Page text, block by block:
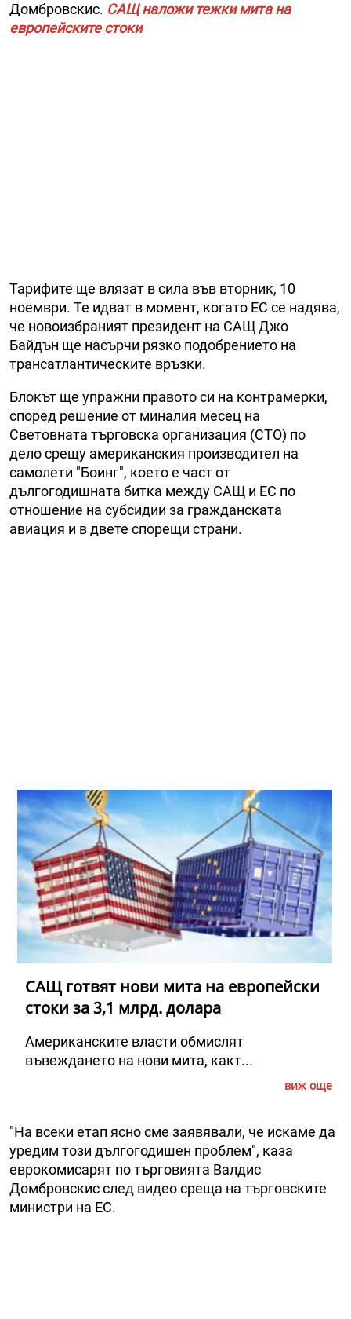
Домбровскис. САЩ наложи тежки мита на
европейските стоки
Тарифите ще влязат в сила във вторник, 10
ноември. Те идват в момент, когато ЕС се надява,
че новоизбраният президент на САЩ Джо
Байдън ще насърчи рязко подобрението на
трансатлантическите връзки.
Блокът ще упражни правото си на контрамерки,
според решение от миналия месец на
Световната търговска организация (СТО) по
дело срещу американския производител на
самолети "Боинг", което е част от
дългогодишната битка между САЩ и ЕС по
отношение на субсидии за гражданската
авиация и в двете спорещи страни.
САЩ готвят нови мита на европейски
стоки за 3,1 млрд. долара
Американските власти обмислят
въвеждането на нови мита, какт...
виж още
"На всеки етап ясно сме заявявали, че искаме да
уредим този дългогодишен проблем", каза
еврокомисарят по търговията Валдис
Домбровскис след видео среща на търговските
министри на ЕС.